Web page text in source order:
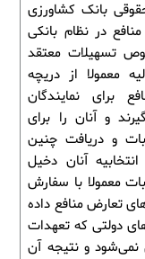
بانک کشاورزی
در نظام بانکی
تسهیلات معتقد
معمولا از دریچه
برای نمایندگان
و آنان را برای
و دریافت‌ چنین
آنان دخیل
معمولا با سفارش
تعارض منافع داده
دولتی که تعهدات
نمی‌شود و نتیجه آن